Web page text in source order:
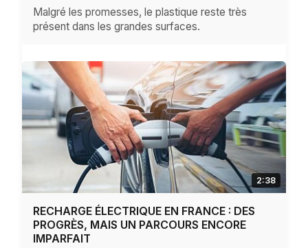
Malgré les promesses, le plastique reste très
présent dans les grandes surfaces.
2:38
RECHARGE ÉLECTRIQUE EN FRANCE : DES
PROGRÈS, MAIS UN PARCOURS ENCORE
IMPARFAIT